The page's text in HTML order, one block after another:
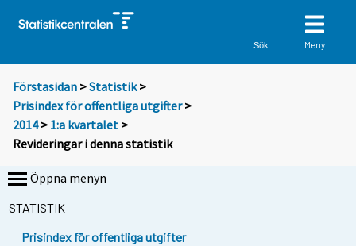
Sök Meny
Förstasidan >Statistik >
Prisindex för offentliga utgifter>
2014> 1:a kvartalet >
Revideringar i denna statistik
Öppna menyn
STATISTIK
Prisindex för offentliga utgifter